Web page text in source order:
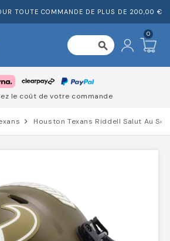
TOUTE COMMANDE DE PLUS DE 200,00 €
search
0
le coût de votre commande
chevron_right Houston Texans Riddell Salut Au